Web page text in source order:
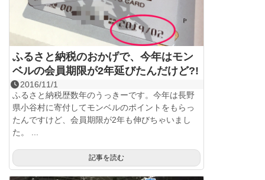
ふるさと納税のおかげで、今年はモン
ベルの会員期限が2年延びたんだけど?!
2016/11/1
ふるさと納税歴数年のうっきーです。今年は長野
県小谷村に寄付してモンベルのポイントをもらっ
たんですけど、会員期限が2年も伸びちゃいまし
た。 ...
記事を読む